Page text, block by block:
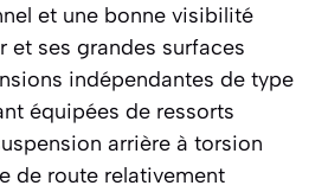
et une bonne visibilité
et ses grandes surfaces
indépendantes de type
équipées de ressorts
arrière à torsion
de route relativement